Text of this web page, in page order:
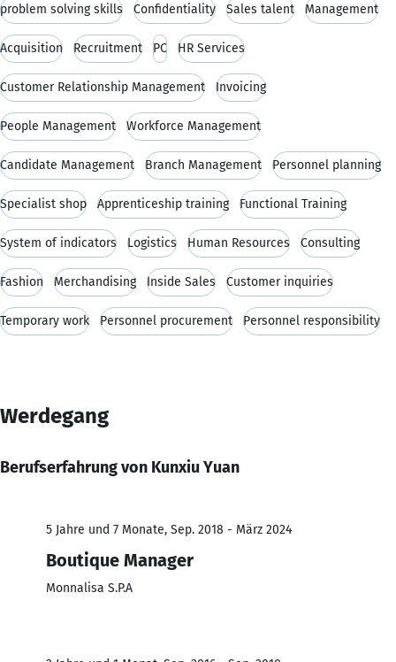
problem solving skills Confidentiality Sales talent Management
Acquisition Recruitment PC HR Services
Customer Relationship Management Invoicing
People Management Workforce Management
Candidate Management Branch Management Personnel planning
Specialist shop Apprenticeship training Functional Training
System of indicators Logistics Human Resources Consulting
Fashion Merchandising Inside Sales Customer inquiries
Temporary work Personnel procurement Personnel responsibility
Werdegang
Berufserfahrung von Kunxiu Yuan
5 Jahre und 7 Monate, Sep. 2018 - März 2024
Boutique Manager
Monnalisa S.P.A